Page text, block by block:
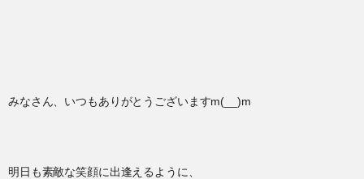
みなさん、いつもありがとうございますm(__)m
明日も素敵な笑顔に出逢えるように、